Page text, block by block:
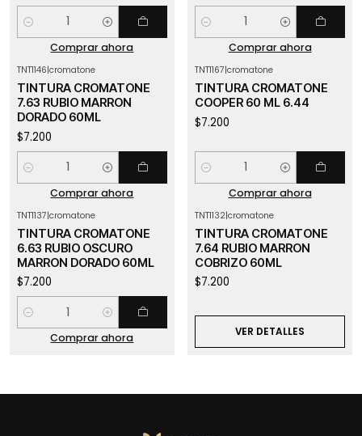
Cantidad
Comprar ahora
Cantidad
Comprar ahora
TNT1146|cromatone
TINTURA CROMATONE
7.63 RUBIO MARRON
DORADO 60ML
$7.200
Cantidad
Comprar ahora
TNT1167|cromatone
TINTURA CROMATONE
COOPER 60 ML 6.44
$7.200
Cantidad
Comprar ahora
TNT1137|cromatone
TINTURA CROMATONE
6.63 RUBIO OSCURO
MARRON DORADO 60ML
$7.200
Cantidad
Comprar ahora
TNT1132|cromatone
TINTURA CROMATONE
7.64 RUBIO MARRON
COBRIZO 60ML
$7.200
VER DETALLES